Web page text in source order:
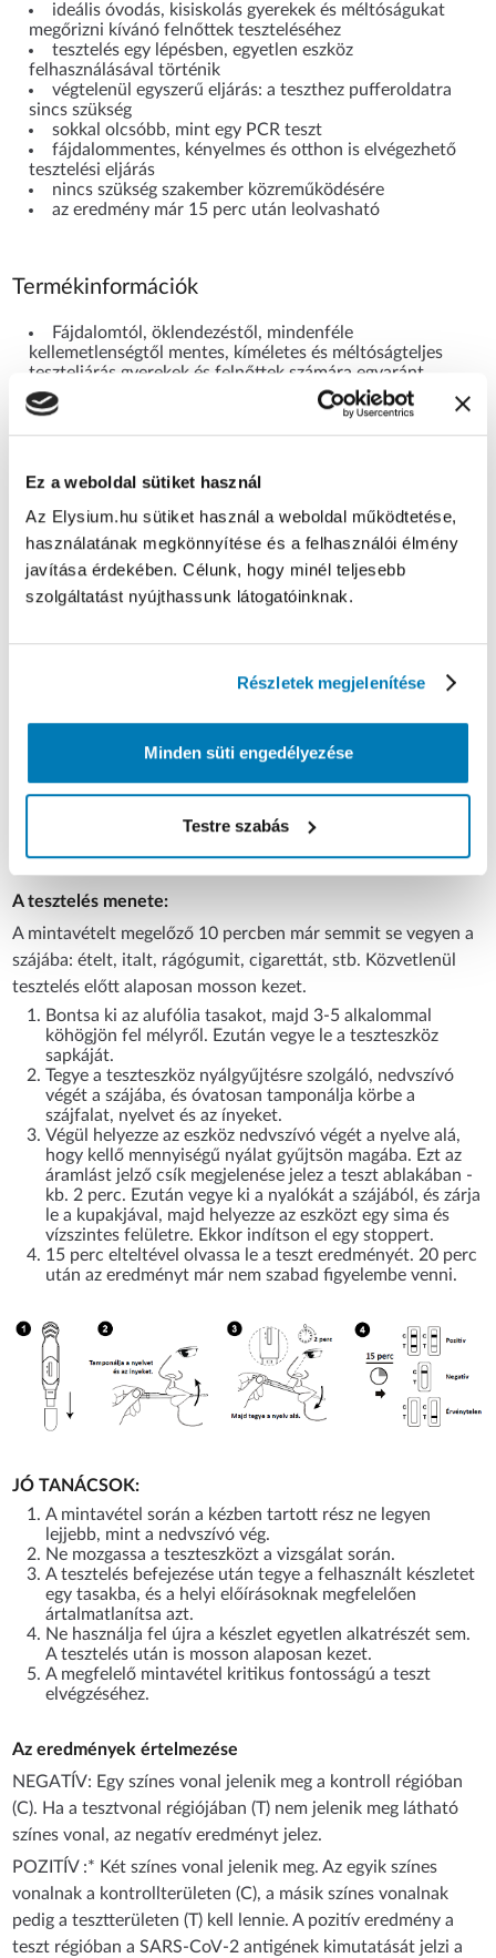
Ez a weboldal sütiket használ
Az Elysium.hu sütiket használ a weboldal működtetése,
használatának megkönnyítése és a felhasználói élmény
javítása érdekében. Célunk, hogy minél teljesebb
szolgáltatást nyújthassunk látogatóinknak.
Részletek megjelenítése
Minden süti engedélyezése
Testre szabás
ideális óvodás, kisiskolás gyerekek és méltóságukat
megőrizni kívánó felnőttek teszteléséhez
tesztelés egy lépésben, egyetlen eszköz
felhasználásával történik
végtelenül egyszerű eljárás: a teszthez pufferoldatra
sincs szükség
sokkal olcsóbb, mint egy PCR teszt
fájdalommentes, kényelmes és otthon is elvégezhető
tesztelési eljárás
nincs szükség szakember közreműködésére
az eredmény már 15 perc után leolvasható
Termékinformációk
Fájdalomtól, öklendezéstől, mindenféle
kellemetlenségtől mentes, kíméletes és méltóságteljes
teszteljárás gyerekek és felnőttek számára egyaránt.
Egylépéses teszt, egyetlen eszköz segítségével.
A laikusok általi használata is biztonságos.
Megbízható eredményt ad vissza.
felhasználási célra készült.
Termék megnevezése:ALLTEST Beright SARS-CoV-2 Ag
egylépéses antigén nyalókás nyálgyorsteszt otthoni
felhasználásra
#550, Yinhai Street, Hangzhou Economic &
P.R. China
Beright covid teszt használati útmutató
A tesztelés menete:
A mintavételt megelőző 10 percben már semmit se vegyen a
szájába: ételt, italt, rágógumit, cigarettát, stb. Közvetlenül
tesztelés előtt alaposan mosson kezet.
Bontsa ki az alufólia tasakot, majd 3-5 alkalommal
köhögjön fel mélyről. Ezután vegye le a teszteszköz
sapkáját.
Tegye a teszteszköz nyálgyűjtésre szolgáló, nedvszívó
végét a szájába, és óvatosan tamponálja körbe a
szájfalat, nyelvet és az ínyeket.
Végül helyezze az eszköz nedvszívó végét a nyelve alá,
hogy kellő mennyiségű nyálat gyűjtsön magába. Ezt az
áramlást jelző csík megjelenése jelez a teszt ablakában -
kb. 2 perc. Ezután vegye ki a nyalókát a szájából, és zárja
le a kupakjával, majd helyezze az eszközt egy sima és
vízszintes felületre. Ekkor indítson el egy stoppert.
15 perc elteltével olvassa le a teszt eredményét. 20 perc
után az eredményt már nem szabad figyelembe venni.
JÓ TANÁCSOK:
A mintavétel során a kézben tartott rész ne legyen
lejjebb, mint a nedvszívó vég.
Ne mozgassa a teszteszközt a vizsgálat során.
A tesztelés befejezése után tegye a felhasznált készletet
egy tasakba, és a helyi előírásoknak megfelelően
ártalmatlanítsa azt.
Ne használja fel újra a készlet egyetlen alkatrészét sem.
A tesztelés után is mosson alaposan kezet.
A megfelelő mintavétel kritikus fontosságú a teszt
elvégzéséhez.
Az eredmények értelmezése
NEGATÍV: Egy színes vonal jelenik meg a kontroll régióban
(C). Ha a tesztvonal régiójában (T) nem jelenik meg látható
színes vonal, az negatív eredményt jelez.
POZITÍV :* Két színes vonal jelenik meg. Az egyik színes
vonalnak a kontrollterületen (C), a másik színes vonalnak
pedig a tesztterületen (T) kell lennie. A pozitív eredmény a
teszt régióban a SARS-CoV-2 antigének kimutatását jelzi a